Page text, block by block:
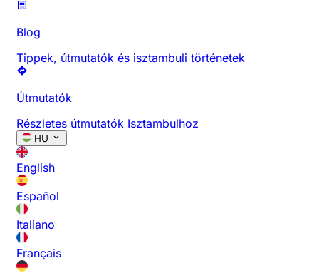
Blog
Tippek, útmutatók és isztambuli történetek
Útmutatók
Részletes útmutatók Isztambulhoz
HU
English
Español
Italiano
Français